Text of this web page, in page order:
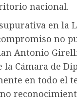
nacional.
en la
no
Antonio
Cámara de
en todo el